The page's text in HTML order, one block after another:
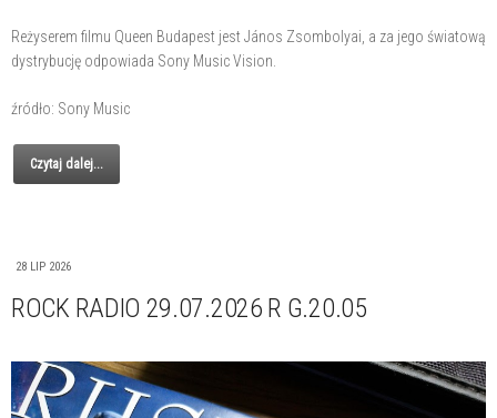
Reżyserem filmu Queen Budapest jest János Zsombolyai, a za jego światową
dystrybucję odpowiada Sony Music Vision.
źródło: Sony Music
Czytaj dalej...
28 LIP 2026
ROCK RADIO 29.07.2026 R G.20.05